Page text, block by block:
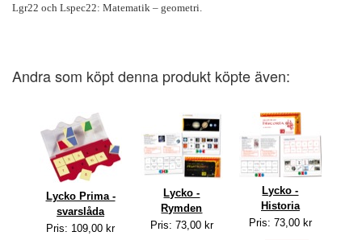
Lgr22 och Lspec22: Matematik – geometri.
Andra som köpt denna produkt köpte även:
Lycko Prima -
svarslåda
Pris: 109,00 kr
Lycko -
Rymden
Pris: 73,00 kr
Lycko -
Historia
Pris: 73,00 kr